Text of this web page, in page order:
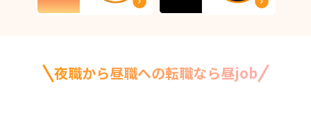
夜職から昼職への転職なら昼job